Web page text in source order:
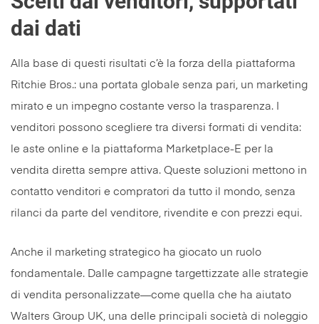
dai dati
Alla base di questi risultati c’è la forza della piattaforma
Ritchie Bros.: una portata globale senza pari, un marketing
mirato e un impegno costante verso la trasparenza. I
venditori possono scegliere tra diversi formati di vendita:
le aste online e la piattaforma Marketplace-E per la
vendita diretta sempre attiva. Queste soluzioni mettono in
contatto venditori e compratori da tutto il mondo, senza
rilanci da parte del venditore, rivendite e con prezzi equi.
Anche il marketing strategico ha giocato un ruolo
fondamentale. Dalle campagne targettizzate alle strategie
di vendita personalizzate—come quella che ha aiutato
Walters Group UK, una delle principali società di noleggio